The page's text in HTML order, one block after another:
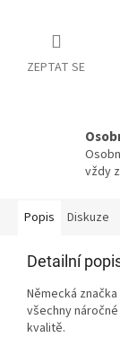
ZEPTAT SE
vždy
Popis Diskuze
Detailní
Německá
všechny
kvalitě.